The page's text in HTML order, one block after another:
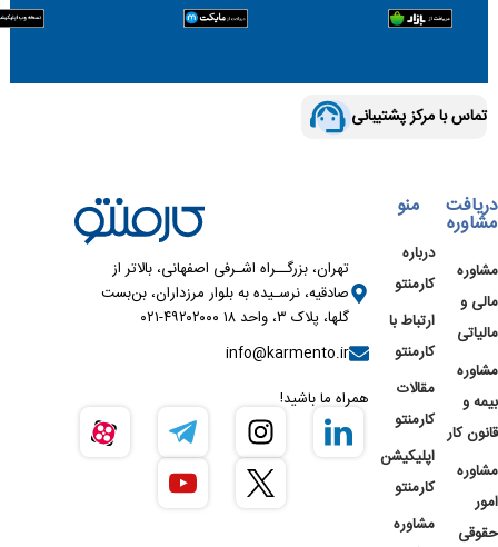
تماس با مرکز پشتیبانی
دریافت
مشاوره
مشاوره
مالی و
مالیاتی
مشاوره
بیمه و
قانون کار
مشاوره
امور
حقوقی
منو
درباره
کارمنتو
ارتباط با
کارمنتو
مقالات
کارمنتو
اپلیکیشن
کارمنتو
مشاوره
تهران، بزرگــراه اشـرفی اصفهانی، بالاتر از
صادقیه، نرسـیده به بلوار مرزداران، بن‌بست
گلها، پلاک ۳، واحد ۱۸ ۴۹۲۰۲۰۰۰-۰۲۱
info@karmento.ir
همراه ما باشید!